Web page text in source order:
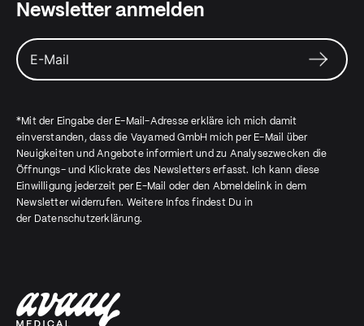
Newsletter anmelden
*Mit der Eingabe der E-Mail-Adresse erkläre ich mich damit
einverstanden, dass die Vayamed GmbH mich per E-Mail über
Neuigkeiten und Angebote informiert und zu Analysezwecken die
Öffnungs- und Klickrate des Newsletters erfasst. Ich kann diese
Einwilligung jederzeit per E-Mail oder den Abmeldelink in dem
Newsletter widerrufen. Weitere Infos findest Du in
der
Datenschutzerklärung.